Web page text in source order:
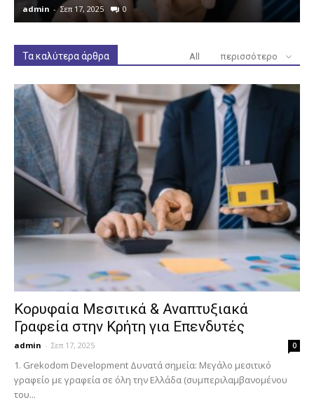
admin - Σεπ 17, 2025 0
Τα καλύτερα άρθρα All περισσότερο
Κορυφαία Μεσιτικά & Αναπτυξιακά
Γραφεία στην Κρήτη για Επενδυτές
admin - Σεπ 17, 2025 0
1. Grekodom Development Δυνατά σημεία: Μεγάλο μεσιτικό
γραφείο με γραφεία σε όλη την Ελλάδα (συμπεριλαμβανομένου
του...